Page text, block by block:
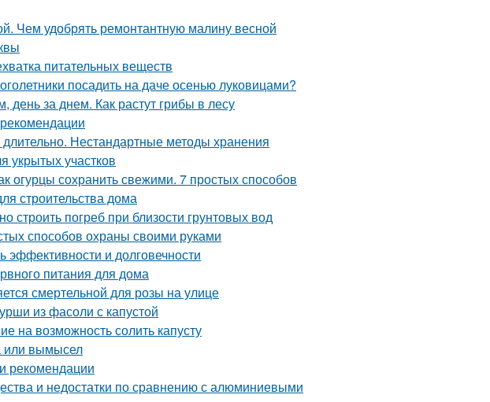
Чем удобрять ремонтантную малину весной
питательных веществ
посадить на даче осенью луковицами?
день за днем. Как растут грибы в лесу
Нестандартные методы хранения
укрытых участков
огурцы сохранить свежими. 7 простых способов
строительства дома
строить погреб при близости грунтовых вод
способов охраны своими руками
и долговечности
питания для дома
смертельной для розы на улице
из фасоли с капустой
на возможность солить капусту
или вымысел
рекомендации
и недостатки по сравнению с алюминиевыми